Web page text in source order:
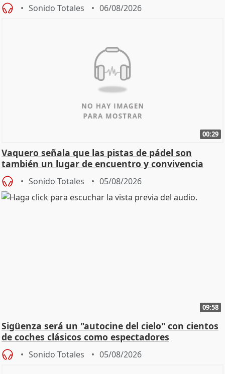
Sonido Totales 06/08/2026
00:29
Vaquero señala que las pistas de pádel son
también un lugar de encuentro y convivencia
Sonido Totales 05/08/2026
09:58
Sigüenza será un "autocine del cielo" con cientos
de coches clásicos como espectadores
Sonido Totales 05/08/2026